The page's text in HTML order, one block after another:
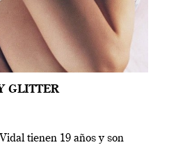
GLITTER
tienen 19 años y son